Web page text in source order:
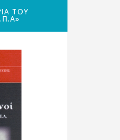
ΤΟΥ